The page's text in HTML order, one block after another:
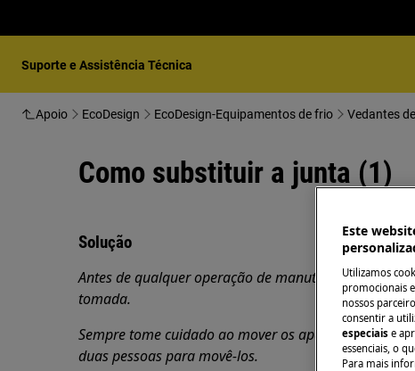
Suporte e Assistência Técnica
Apoio EcoDesign EcoDesign-Equipamentos de frio Vedantes
Como substituir a junta (1)
Solução
Antes de qualquer operação de manutenção,
tomada.
Sempre tome cuidado ao mover os aparelhos, para
duas pessoas para movê-los.
Este
Utilizamos
promocionais
nossos
consentir a
especiais e
essenciais, o
Para mais